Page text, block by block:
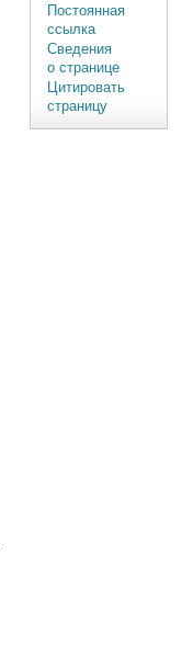
Постоянная
ссылка
Сведения
о странице
Цитировать
страницу